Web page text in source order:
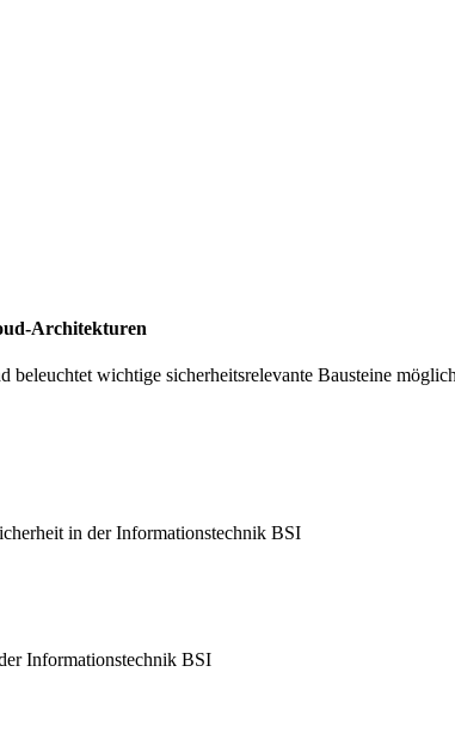
Architekturen
beleuchtet wichtige sicherheitsrelevante Bausteine
in der Informationstechnik BSI
Informationstechnik BSI